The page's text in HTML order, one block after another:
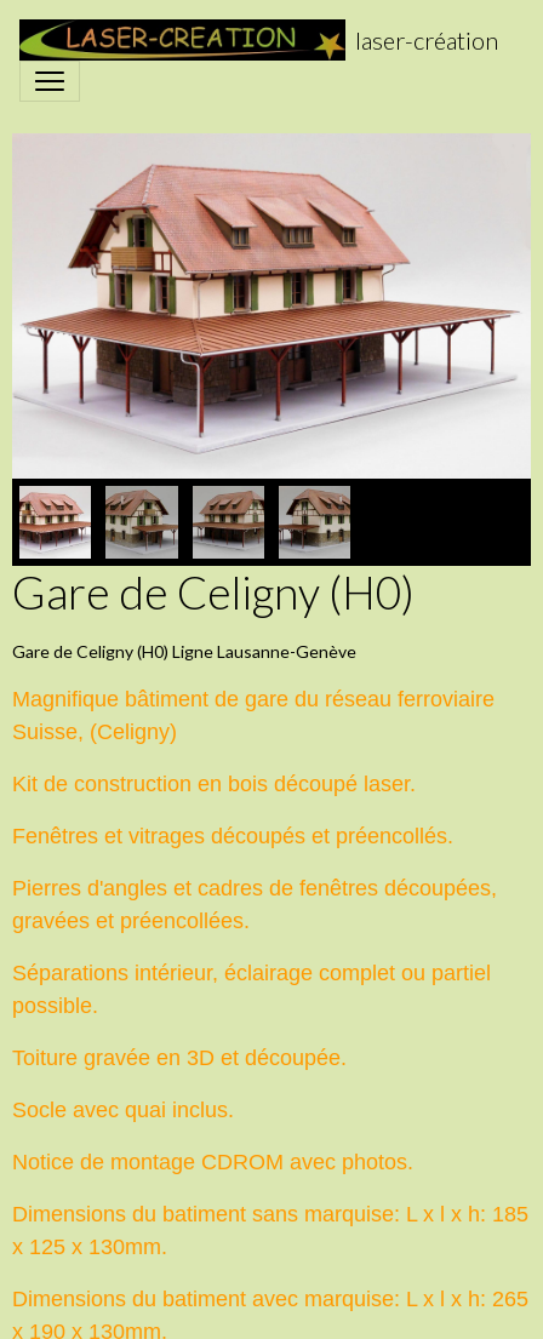
laser-création
Gare de Celigny (H0)
Gare de Celigny (H0) Ligne Lausanne-Genève
Magnifique bâtiment de gare du réseau ferroviaire
Suisse, (Celigny)
Kit de construction en bois découpé laser.
Fenêtres et vitrages découpés et préencollés.
Pierres d'angles et cadres de fenêtres découpées,
gravées et préencollées.
Séparations intérieur, éclairage complet ou partiel
possible.
Toiture gravée en 3D et découpée.
Socle avec quai inclus.
Notice de montage CDROM avec photos.
Dimensions du batiment sans marquise: L x l x h: 185
x 125 x 130mm.
Dimensions du batiment avec marquise: L x l x h: 265
x 190 x 130mm.